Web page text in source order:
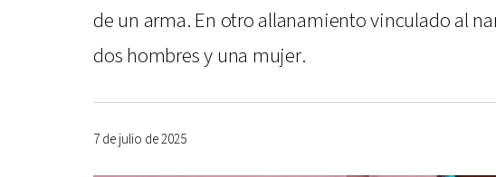
de un arma. En otro allanamiento vinculado al
dos hombres y una mujer.
7 de julio de 2025